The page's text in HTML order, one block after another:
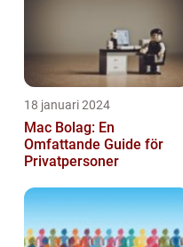
18 januari 2024
Mac Bolag: En
Omfattande Guide för
Privatpersoner